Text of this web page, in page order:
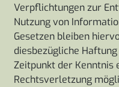
Verpflichtungen zur
Nutzung von
Gesetzen bleiben
diesbezügliche
Zeitpunkt der Kenntnis
Rechtsverletzung